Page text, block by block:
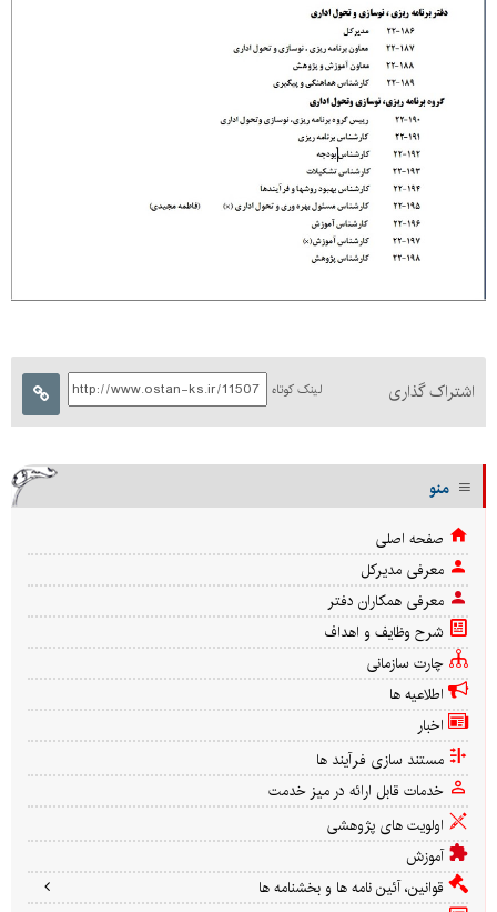
اشتراک گذاری لینک کوتاه
منو
صفحه اصلی
معرفی مدیركل
معرفی همکاران دفتر
شرح وظایف و اهداف
چارت سازمانی
اطلاعیه ها
اخبار
مستند سازی فرآیند ها
خدمات قابل ارائه در میز خدمت
اولویت های پژوهشی
آموزش
قوانین، آئین نامه ها و بخشنامه ها